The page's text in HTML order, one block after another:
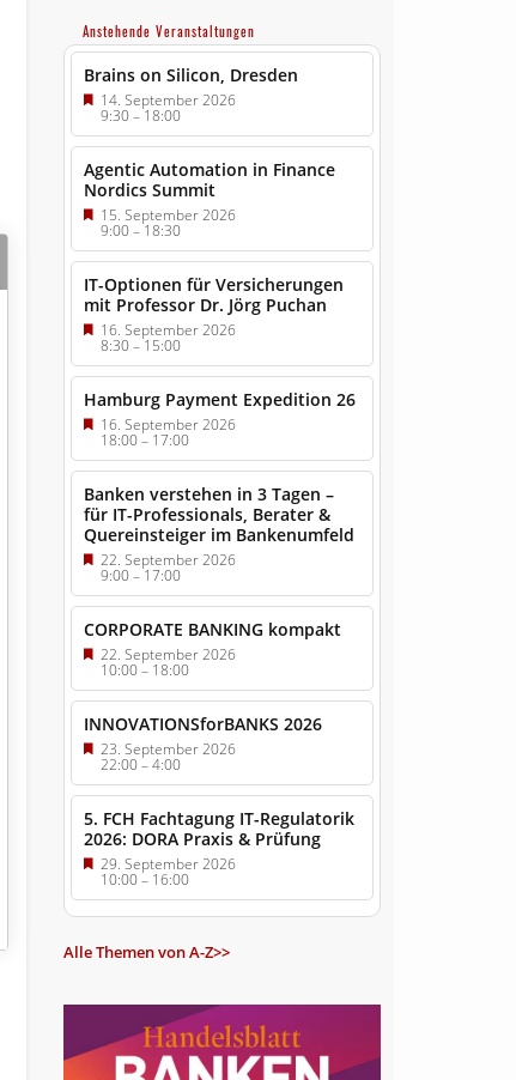
Anstehende Veranstaltungen
Brains on Silicon, Dresden
14. September 2026
9:30– 18:00
Agentic Automation in Finance
Nordics Summit
15. September 2026
9:00– 18:30
IT-Optionen für Versicherungen
mit Professor Dr. Jörg Puchan
16. September 2026
8:30– 15:00
Hamburg Payment Expedition 26
16. September 2026
18:00– 17:00
Banken verstehen in 3 Tagen –
für IT-Professionals, Berater &
Quereinsteiger im Bankenumfeld
22. September 2026
9:00– 17:00
CORPORATE BANKING kompakt
22. September 2026
10:00– 18:00
INNOVATIONSforBANKS 2026
23. September 2026
22:00–4:00
5. FCH Fachtagung IT-Regulatorik
2026: DORA Praxis & Prüfung
29. September 2026
10:00– 16:00
Alle Themen von A-Z>>